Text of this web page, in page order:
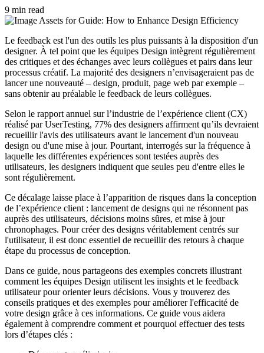
9 min read
Le feedback est l'un des outils les plus puissants à la disposition d'un
designer. À tel point que les équipes Design intègrent régulièrement
des critiques et des échanges avec leurs collègues et pairs dans leur
processus créatif. La majorité des designers n’envisageraient pas de
lancer une nouveauté – design, produit, page web par exemple –
sans obtenir au préalable le feedback de leurs collègues.
Selon le rapport annuel sur l’industrie de l’expérience client (CX)
réalisé par UserTesting, 77% des designers affirment qu’ils devraient
recueillir l'avis des utilisateurs avant le lancement d'un nouveau
design ou d'une mise à jour. Pourtant, interrogés sur la fréquence à
laquelle les différentes expériences sont testées auprès des
utilisateurs, les designers indiquent que seules peu d'entre elles le
sont régulièrement.
Ce décalage laisse place à l’apparition de risques dans la conception
de l’expérience client : lancement de designs qui ne résonnent pas
auprès des utilisateurs, décisions moins sûres, et mise à jour
chronophages. Pour créer des designs véritablement centrés sur
l'utilisateur, il est donc essentiel de recueillir des retours à chaque
étape du processus de conception.
Dans ce guide, nous partageons des exemples concrets illustrant
comment les équipes Design utilisent les insights et le feedback
utilisateur pour orienter leurs décisions. Vous y trouverez des
conseils pratiques et des exemples pour améliorer l'efficacité de
votre design grâce à ces informations. Ce guide vous aidera
également à comprendre comment et pourquoi effectuer des tests
lors d’étapes clés :